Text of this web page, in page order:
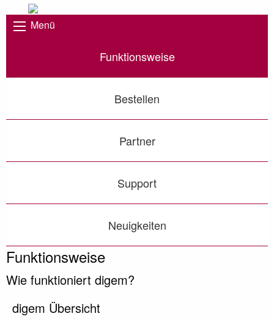
Menü
Funktionsweise
Bestellen
Partner
Support
Neuigkeiten
Funktionsweise
Wie funktioniert digem?
digem Übersicht